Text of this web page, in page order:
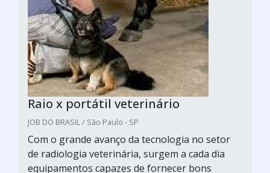
Raio x portátil veterinário
JOB DO BRASIL / São Paulo - SP
Com o grande avanço da tecnologia no setor
de radiologia veterinária, surgem a cada dia
equipamentos capazes de fornecer bons